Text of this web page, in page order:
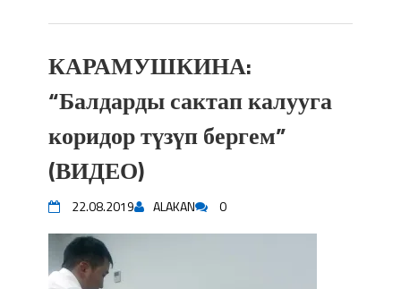
КАРАМУШКИНА:
“Балдарды сактап калууга
коридор түзүп бергем”
(ВИДЕО)
22.08.2019 ALAKAN 0